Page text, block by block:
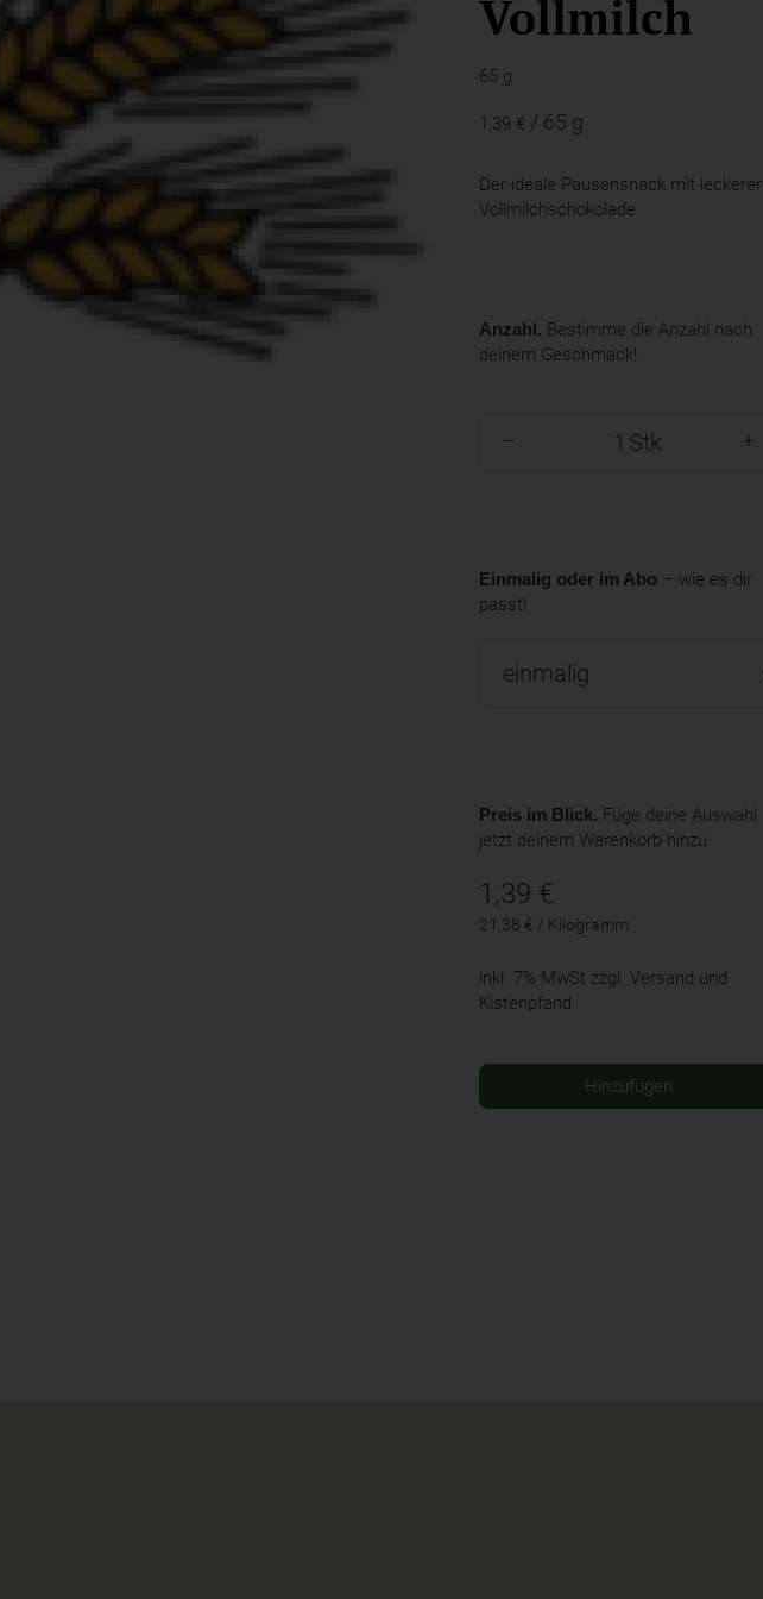
Vollmilch
65 g
1,39 € / 65 g
Der ideale Pausensnack mit leckerer
Vollmilchschokolade
Anzahl. Bestimme die Anzahl nach
deinem Geschmack!
Stk
Einmalig oder im Abo – wie es dir
passt!
Preis im Blick. Füge deine Auswahl
jetzt deinem Warenkorb hinzu.
1,39 €
21,38 € / Kilogramm
inkl. 7% MwSt zzgl. Versand und
Kistenpfand
Hinzufügen